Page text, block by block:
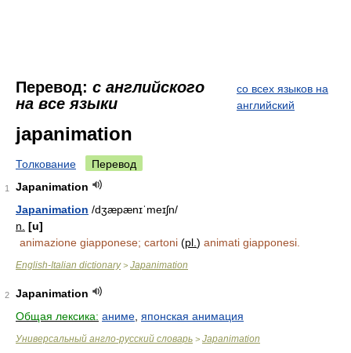
Перевод: с английского
на все языки
со всех языков на
английский
japanimation
Толкование Перевод
1
Japanimation
Japanimation /dʒæpænɪˈmeɪʃn/
n. [u]
animazione giapponese; cartoni (pl. ) animati giapponesi.
English-Italian dictionary> Japanimation
2
Japanimation
Общая лексика: аниме японская анимация
Универсальный англо-русский словарь > Japanimation